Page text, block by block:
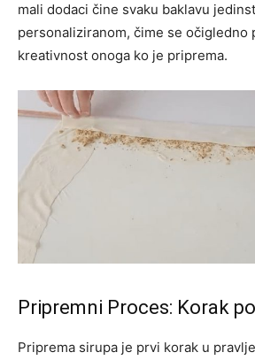
mali dodaci čine svaku baklavu
personaliziranom, čime se očigledno
kreativnost onoga ko je priprema.
Pripremni Proces: Korak
Priprema sirupa je prvi korak u